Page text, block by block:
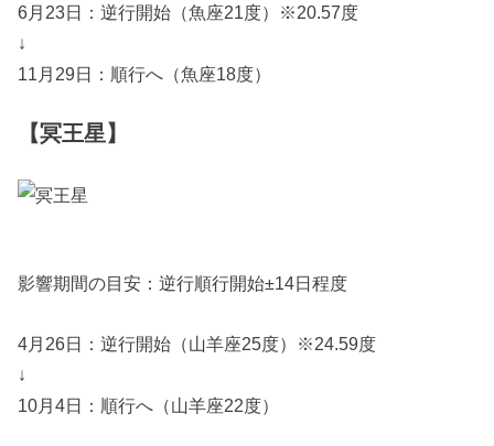
6月23日：逆行開始（魚座21度）※20.57度
↓
11月29日：順行へ（魚座18度）
【冥王星】
影響期間の目安：逆行順行開始±14日程度
4月26日：逆行開始（山羊座25度）※24.59度
↓
10月4日：順行へ（山羊座22度）